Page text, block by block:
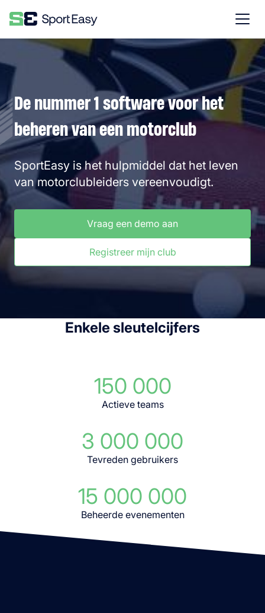
De nummer 1 software voor het
beheren van een motorclub
SportEasy is het hulpmiddel dat het leven
van motorclubleiders vereenvoudigt.
Vraag een demo aan
Registreer mijn club
Enkele sleutelcijfers
150 000
Actieve teams
3 000 000
Tevreden gebruikers
15 000 000
Beheerde evenementen